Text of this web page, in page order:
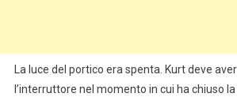
La luce del portico era spenta. Kurt deve
l’interruttore nel momento in cui ha chiuso